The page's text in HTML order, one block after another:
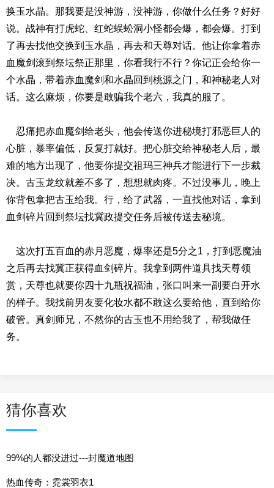
换玉水晶。那我要是没神游，没神游，你做什么任务？好好
说。战神有打虎蛇、红蛇蜈蚣洞小怪都会爆，都会爆。打到
了再去找他交换到玉水晶，再去和天尊对话。他让你拿着赤
血魔剑滚到祭坛祭正那里，你看我行不行？你记正会给你一
个水晶，带着赤血魔剑和水晶回到桃源之门，和神秘老人对
话。这么麻烦，你要是敢骗我个老六，我真的服了。
忍痛把赤血魔剑给老头，他会传送你进秘境打邪恶巨人的
心脏，暴率偏低，反复打就好。把心脏交给神秘老人后，最
难的地方出现了，他要你提交祖玛三神兵才能进行下一步裁
决。古玉龙纹就差不多了，想想就肉疼。不过没事儿，晚上
你背包拿把古玉给我。行，给了武器，一直找他对话，拿到
血剑碎片回到祭坛找冀政提交任务后被传送去秘境。
这次打五百血的赤月恶魔，爆率还是5分之1，打到恶魔油
之后再去找冀正获得血剑碎片。我拿到两件道具找天尊领
赏，天尊也就要你四十九瓶祝福油，张口叫来一副要白开水
的样子。我找前男友要化妆水都不敢这么要给他，直到给你
破管。真剑师兄，不然你的古玉也不用给我了，帮我做任
务。
猜你喜欢
99%的人都没进过---封魔道地图
热血传奇：霓裳羽衣1